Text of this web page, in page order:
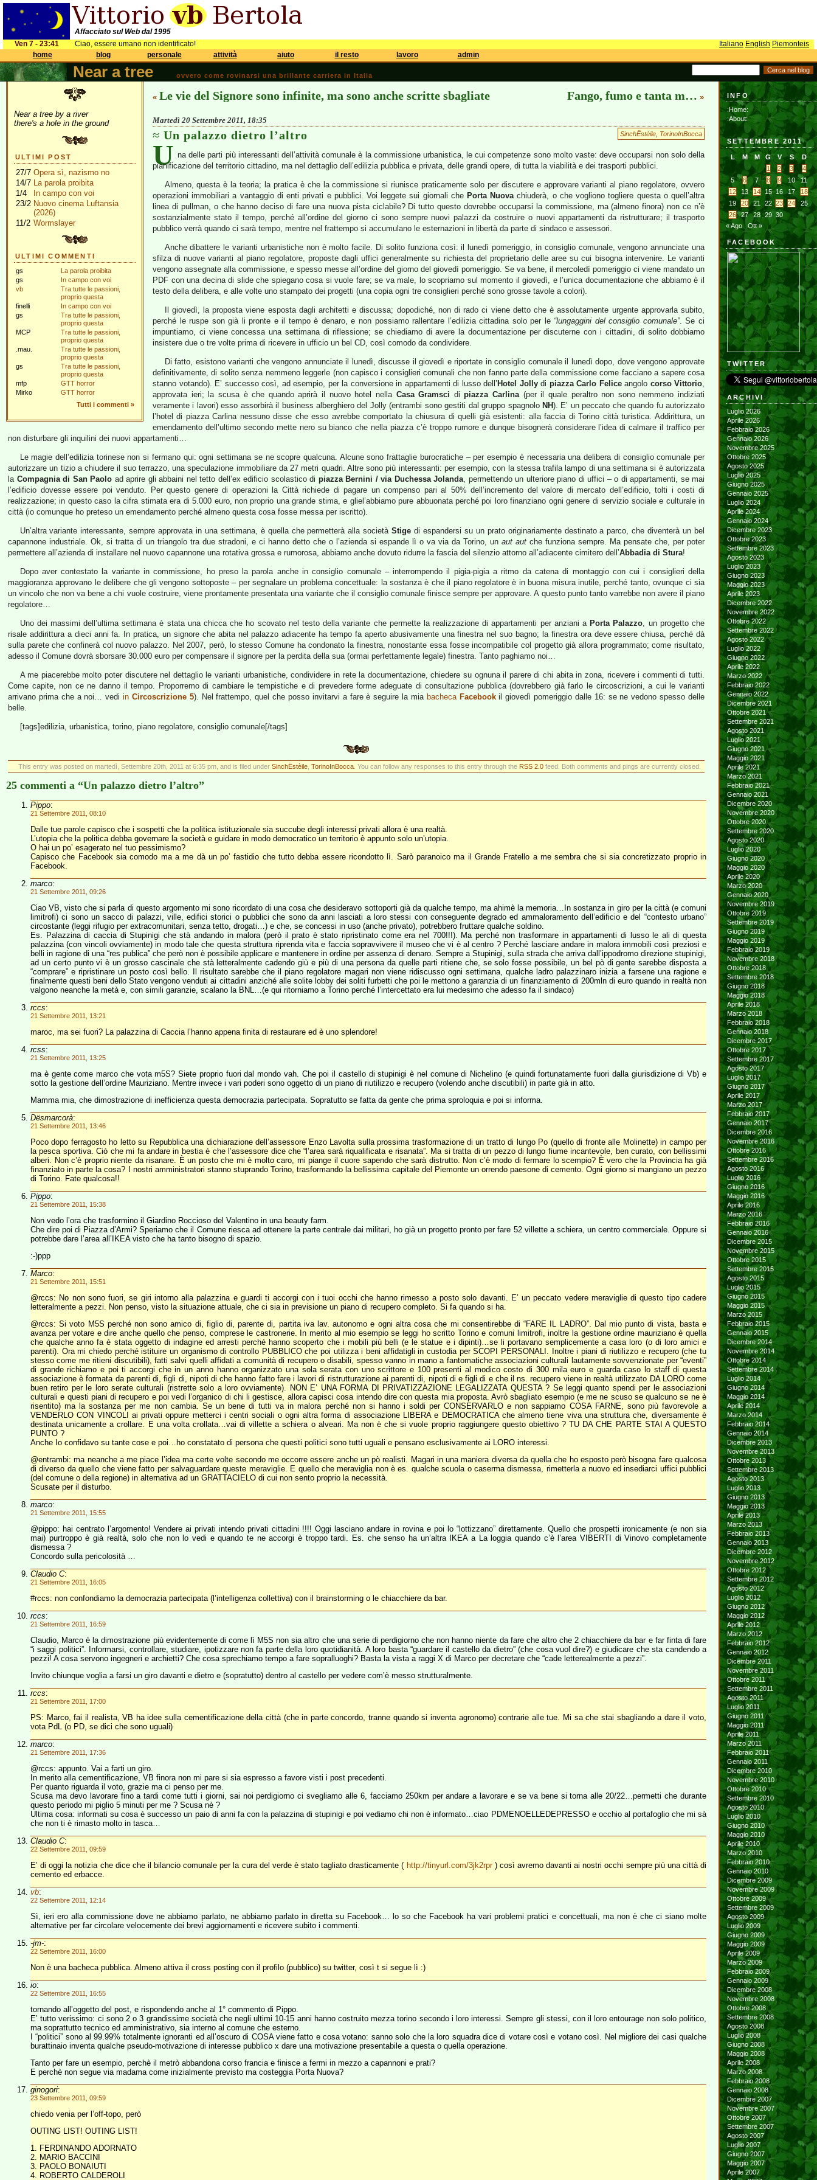
Affacciato sul Web dal 1995
Ven 7 - 23:41
Ciao, essere umano non identificato! Italiano English Piemonteis
home
blog personale attività aiuto il resto lavoro admin
Near a tree ovvero come rovinarsi una brillante carriera in Italia
Near a tree by a river
there's a hole in the ground
ULTIMI POST
27/7 Opera sì, nazismo no
14/7 La parola proibita
1/4
In campo con voi
23/2 Nuovo cinema Luftansia
(2026)
11/2 Wormslayer
ULTIMI COMMENTI
gs
La parola proibita
gs
In campo con voi
vb
Tra tutte le passioni,
proprio questa
finelli
In campo con voi
gs
Tra tutte le passioni,
proprio questa
MCP
Tra tutte le passioni,
proprio questa
.mau.
Tra tutte le passioni,
proprio questa
gs
Tra tutte le passioni,
proprio questa
mfp
GTT horror
Mirko
GTT horror
Tutti i commenti »
« Le vie del Signore sono infinite, ma sono anche scritte sbagliate Fango, fumo e tanta m… »
Martedì 20 Settembre 2011, 18:35
SinchËstèile TorinoInBocca
Un palazzo dietro l’altro
U na delle parti più interessanti dell’attività comunale è la commissione urbanistica, le cui competenze sono molto vaste: deve occuparsi non solo della
pianificazione del territorio cittadino, ma nel dettaglio dell’edilizia pubblica e privata, delle grandi opere, di tutta la viabilità e dei trasporti pubblici.
Almeno, questa è la teoria; la pratica è che la commissione si riunisce praticamente solo per discutere e approvare varianti al piano regolatore, ovvero
operazioni immobiliari a vantaggio di enti privati e pubblici. Voi leggete sui giornali che Porta Nuovachiuderà, o che vogliono togliere questa o quell’altra
linea di pullman, o che hanno deciso di fare una nuova pista ciclabile? Di tutto questo dovrebbe occuparsi la commissione, ma (almeno finora) non ce n’è
sostanzialmente stato il tempo, perché all’ordine del giorno ci sono sempre nuovi palazzi da costruire o nuovi appartamenti da ristrutturare; il trasporto
pubblico verrà quando ci sarà tempo, mentre nel frattempo si accumulano le esternazioni in libertà da parte di sindaco e assessori.
Anche dibattere le varianti urbanistiche non è molto facile. Di solito funziona così: il lunedì pomeriggio, in consiglio comunale, vengono annunciate una
sfilza di nuove varianti al piano regolatore, proposte dagli uffici generalmente su richiesta del proprietario delle aree su cui bisogna intervenire. Le varianti
vengono assegnate alla commissione, e spesso messe all’ordine del giorno del giovedì pomeriggio. Se va bene, il mercoledì pomeriggio ci viene mandato un
PDF con una decina di slide che spiegano cosa si vuole fare; se va male, lo scopriamo sul momento il giovedì, e l’unica documentazione che abbiamo è il
testo della delibera, e alle volte uno stampato dei progetti (una copia ogni tre consiglieri perché sono grosse tavole a colori).
Il giovedì, la proposta viene esposta dagli architetti e discussa; dopodiché, non di rado ci viene detto che è assolutamente urgente approvarla subito,
perché le ruspe son già li pronte e il tempo è denaro, e non possiamo rallentare l’edilizia cittadina solo per le “lungaggini del consiglio comunale”. Se ci
impuntiamo, ci viene concessa una settimana di riflessione; se chiediamo di avere la documentazione per discuterne con i cittadini, di solito dobbiamo
insistere due o tre volte prima di ricevere in ufficio un bel CD, così comodo da condividere.
Di fatto, esistono varianti che vengono annunciate il lunedì, discusse il giovedì e riportate in consiglio comunale il lunedì dopo, dove vengono approvate
definitivamente, di solito senza nemmeno leggerle (non capisco i consiglieri comunali che non fanno parte della commissione come facciano a sapere cosa
stanno votando). E’ successo così, ad esempio, per la conversione in appartamenti di lusso dell’ Hotel Jollydi piazza Carlo Feliceangolo corso Vittorio,
approvata ieri; la scusa è che quando aprirà il nuovo hotel nella Casa Gramsci dipiazza Carlina(per il quale peraltro non sono nemmeno indiziati
veramente i lavori) esso assorbirà il business alberghiero del Jolly (entrambi sono gestiti dal gruppo spagnolo NH). E’ un peccato che quando fu autorizzato
l’hotel di piazza Carlina nessuno disse che esso avrebbe comportato la chiusura di quelli già esistenti: alla faccia di Torino città turistica. Addirittura, un
emendamento dell’ultimo secondo mette nero su bianco che nella piazza c’è troppo rumore e dunque bisognerà considerare l’idea di calmare il traffico per
non disturbare gli inquilini dei nuovi appartamenti…
Le magie dell’edilizia torinese non si fermano qui: ogni settimana se ne scopre qualcuna. Alcune sono frattaglie burocratiche – per esempio è necessaria una delibera di consiglio comunale per
autorizzare un tizio a chiudere il suo terrazzo, una speculazione immobiliare da 27 metri quadri. Altre sono più interessanti: per esempio, con la stessa trafila lampo di una settimana si è autorizzata
la Compagnia di San Paolo ad aprire gli abbaini nel tetto dell’ex edificio scolastico di piazza Bernini / via Duchessa Jolanda, permettendo un ulteriore piano di uffici – o di appartamenti, se mai
l’edificio dovesse essere poi venduto. Per questo genere di operazioni la Città richiede di pagare un compenso pari al 50% dell’incremento del valore di mercato dell’edificio, tolti i costi di
realizzazione; in questo caso la cifra stimata era di 5.000 euro, non proprio una grande stima, e gliel’abbiamo pure abbuonata perché poi loro finanziano ogni genere di servizio sociale e culturale in
città (io comunque ho preteso un emendamento perché almeno questa cosa fosse messa per iscritto).
Un’altra variante interessante, sempre approvata in una settimana, è quella che permetterà alla societàStigedi espandersi su un prato originariamente destinato a parco, che diventerà un bel
capannone industriale. Ok, si tratta di un triangolo tra due stradoni, e ci hanno detto che o l’azienda si espande lì o va via da Torino, un aut aut che funziona sempre. Ma pensate che, per poter
permettere all’azienda di installare nel nuovo capannone una rotativa grossa e rumorosa, abbiamo anche dovuto ridurre la fascia del silenzio attorno all’adiacente cimitero dell’Abbadia di Stura!
Dopo aver contestato la variante in commissione, ho preso la parola anche in consiglio comunale – interrompendo il pigia-pigia a ritmo da catena di montaggio con cui i consiglieri della
maggioranza approvano le delibere che gli vengono sottoposte – per segnalare un problema concettuale: la sostanza è che il piano regolatore è in buona misura inutile, perché tanto, ovunque ci sia
un vincolo che non va bene a chi vuole costruire, viene prontamente presentata una variante che il consiglio comunale finisce sempre per approvare. A questo punto tanto varrebbe non avere il piano
regolatore…
Uno dei massimi dell’ultima settimana è stata una chicca che ho scovato nel testo della variante che permette la realizzazione di appartamenti per anziani a Porta Palazzo, un progetto che
risale addirittura a dieci anni fa. In pratica, un signore che abita nel palazzo adiacente ha tempo fa aperto abusivamente una finestra nel suo bagno; la finestra ora deve essere chiusa, perché dà
sulla parete che confinerà col nuovo palazzo. Nel 2007, però, lo stesso Comune ha condonato la finestra, nonostante essa fosse incompatibile col progetto già allora programmato; come risultato,
adesso il Comune dovrà sborsare 30.000 euro per compensare il signore per la perdita della sua (ormai perfettamente legale) finestra. Tanto paghiamo noi…
A me piacerebbe molto poter discutere nel dettaglio le varianti urbanistiche, condividere in rete la documentazione, chiedere su ognuna il parere di chi abita in zona, ricevere i commenti di tutti.
Come capite, non ce ne danno il tempo. Proporremo di cambiare le tempistiche e di prevedere forme adeguate di consultazione pubblica (dovrebbero già farlo le circoscrizioni, a cui le varianti
arrivano prima che a noi… vediin Circoscrizione 5). Nel frattempo, quel che posso invitarvi a fare è seguire la mia bacheca Facebook il giovedì pomeriggio dalle 16: se ne vedono spesso delle
belle.
[tags]edilizia, urbanistica, torino, piano regolatore, consiglio comunale[/tags]
This entry was posted on martedì, Settembre 20th, 2011 at 6:35 pm, and is filed under SinchËstèile, TorinoInBocca. You can follow any responses to this entry through the RSS 2.0feed. Both comments and pings are currently closed.
25 commenti a “Un palazzo dietro l’altro”
Pippo:
21 Settembre 2011, 08:10
Dalle tue parole capisco che i sospetti che la politica istituzionale sia succube degli interessi privati allora è una realtà.
L’utopia che la politica debba governare la società e guidare in modo democratico un territorio è appunto solo un’utopia.
O hai un po’ esagerato nel tuo pessimismo?
Capisco che Facebook sia comodo ma a me dà un po’ fastidio che tutto debba essere ricondotto lì. Sarò paranoico ma il Grande Fratello a me sembra che si sia concretizzato proprio in
Facebook.
marco:
21 Settembre 2011, 09:26
Ciao VB, visto che si parla di questo argomento mi sono ricordato di una cosa che desideravo sottoporti già da qualche tempo, ma ahimè la memoria…In sostanza in giro per la città (e comuni
limitrofi) ci sono un sacco di palazzi, ville, edifici storici o pubblici che sono da anni lasciati a loro stessi con conseguente degrado ed ammaloramento dell’edificio e del “contesto urbano”
circostante (leggi rifugio per extracomunitari, senza tetto, drogati…) e che, se concessi in uso (anche privato), potrebbero fruttare qualche soldino.
Es. Palazzina di caccia di Stupinigi che stà andando in malora (però il prato è stato ripristinato come era nel 700!!!). Ma perché non trasformare in appartamenti di lusso le ali di questa
palazzina (con vincoli ovviamente) in modo tale che questa struttura riprenda vita e faccia sopravvivere il museo che vi è al centro ? Perché lasciare andare in malora immobili così preziosi e
belli in ragione di una “res publica” che però non è possibile applicare e mantenere in ordine per assenza di denaro. Sempre a Stupinigi, sulla strada che arriva dall’ippodromo direzione stupinigi,
ad un certo punto vi è un grosso cascinale che stà letteralmente cadendo giù e più di una persona da quelle parti ritiene che, se solo fosse possibile, un bel pò di gente sarebbe disposta a
“comprare” e ripristinare un posto così bello. Il risultato sarebbe che il piano regolatore magari non viene ridiscusso ogni settimana, qualche ladro palazzinaro inizia a farsene una ragione e
finalmente questi beni dello Stato vengono venduti ai cittadini anziché alle solite lobby dei soliti furbetti che poi le mettono a garanzia di un finanziamento di 200mln di euro quando in realtà non
valgono neanche la metà e, con simili garanzie, scalano la BNL…(e qui ritorniamo a Torino perché l’intercettato era lui medesimo che adesso fa il sindaco)
rccs:
21 Settembre 2011, 13:21
maroc, ma sei fuori? La palazzina di Caccia l’hanno appena finita di restaurare ed è uno splendore!
rcss:
21 Settembre 2011, 13:25
ma è gente come marco che vota m5S? Siete proprio fuori dal mondo vah. Che poi il castello di stupinigi è nel comune di Nichelino (e quindi fortunatamente fuori dalla giurisdizione di Vb) e
sotto la gestione dell’ordine Mauriziano. Mentre invece i vari poderi sono oggetto di un piano di riutilizzo e recupero (volendo anche discutibili) in parte già in atto.
Mamma mia, che dimostrazione di inefficienza questa democrazia partecipata. Sopratutto se fatta da gente che prima sproloquia e poi si informa.
Dësmarcorà:
21 Settembre 2011, 13:46
Poco dopo ferragosto ho letto su Repubblica una dichiarazione dell’assessore Enzo Lavolta sulla prossima trasformazione di un tratto di lungo Po (quello di fronte alle Molinette) in campo per
la pesca sportiva. Ciò che mi fa andare in bestia è che l’assessore dice che “l’area sarà riqualificata e risanata”. Ma si tratta di un pezzo di lungo fiume incantevole, ben curato, con bellissimi
alberi. Non c’è proprio niente da risanare. È un posto che mi è molto caro, mi piange il cuore sapendo che sarà distrutto. Non c’è modo di fermare lo scempio? È vero che la Provincia ha già
finanziato in parte la cosa? I nostri amministratori stanno stuprando Torino, trasformando la bellissima capitale del Piemonte un orrendo paesone di cemento. Ogni giorno si mangiano un pezzo
di Torino. Fate qualcosa!!
Pippo:
21 Settembre 2011, 15:38
Non vedo l’ora che trasformino il Giardino Roccioso del Valentino in una beauty farm.
Che dire poi di Piazza d’Armi? Speriamo che il Comune riesca ad ottenere la parte centrale dai militari, ho già un progetto pronto per fare 52 villette a schiera, un centro commerciale. Oppure si
potrebbe dare l’area all’IKEA visto che ha tanto bisogno di spazio.
:-)ppp
Marco:
21 Settembre 2011, 15:51
@rccs: No non sono fuori, se giri intorno alla palazzina e guardi ti accorgi con i tuoi occhi che hanno rimesso a posto solo davanti. E’ un peccato vedere meraviglie di questo tipo cadere
letteralmente a pezzi. Non penso, visto la situazione attuale, che ci sia in previsione un piano di recupero completo. Si fa quando si ha.
@rccs: Si voto M5S perché non sono amico di, figlio di, parente di, partita iva lav. autonomo e ogni altra cosa che mi consentirebbe di “FARE IL LADRO”. Dal mio punto di vista, basta e
avanza per votare e dire anche quello che penso, comprese le castronerie. In merito al mio esempio se leggi ho scritto Torino e comuni limitrofi, inoltre la gestione ordine mauriziano è quella
che qualche anno fa è stata oggetto di indagine ed arresti perché hanno scoperto che i mobili più belli (e le statue e i dipinti)…se li portavano semplicemente a casa loro (o di loro amici e
parenti). Ora mi chiedo perché istituire un organismo di controllo PUBBLICO che poi utilizza i beni affidatigli in custodia per SCOPI PERSONALI. Inoltre i piani di riutilizzo e recupero (che tu
stesso come me ritieni discutibili), fatti salvi quelli affidati a comunità di recupero o disabili, spesso vanno in mano a fantomatiche associazioni culturali lautamente sovvenzionate per “eventi”
di grande richiamo e poi ti accorgi che in un anno hanno organizzato una sola serata con uno scrittore e 100 presenti al modico costo di 300 mila euro e guarda caso lo staff di questa
associazione è formata da parenti di, figli di, nipoti di che hanno fatto fare i lavori di ristrutturazione ai parenti di, nipoti di e figli di e che il ns. recupero viene in realtà utilizzato DA LORO come
buen retiro per le loro serate culturali (ristrette solo a loro ovviamente). NON E’ UNA FORMA DI PRIVATIZZAZIONE LEGALIZZATA QUESTA ? Se leggi quanto spendi per le associazioni
culturali e questi piani di recupero e poi vedi l’organico di chi li gestisce, allora capisci cosa intendo dire con questa mia proposta. Avrò sbagliato esempio (e me ne scuso se qualcuno se ne è
risentito) ma la sostanza per me non cambia. Se un bene di tutti va in malora perché non si hanno i soldi per CONSERVARLO e non sappiamo COSA FARNE, sono più favorevole a
VENDERLO CON VINCOLI ai privati oppure metterci i centri sociali o ogni altra forma di associazione LIBERA e DEMOCRATICA che almeno tiene viva una struttura che, diversamente è
destinata unicamente a crollare. E una volta crollata…vai di villette a schiera o alveari. Ma non è che si vuole proprio raggiungere questo obiettivo ? TU DA CHE PARTE STAI A QUESTO
PUNTO ?
Anche Io confidavo su tante cose e poi…ho constatato di persona che questi politici sono tutti uguali e pensano esclusivamente ai LORO interessi.
@entrambi: ma neanche a me piace l’idea ma certe volte secondo me occorre essere anche un pò realisti. Magari in una maniera diversa da quella che ho esposto però bisogna fare qualcosa
di diverso da quello che viene fatto per salvaguardare queste meraviglie. E quello che meraviglia non è es. qualche scuola o caserma dismessa, rimetterla a nuovo ed insediarci uffici pubblici
(del comune o della regione) in alternativa ad un GRATTACIELO di cui non sento proprio la necessità.
Scusate per il disturbo.
marco:
21 Settembre 2011, 15:55
@pippo: hai centrato l’argomento! Vendere ai privati intendo privati cittadini !!!! Oggi lasciano andare in rovina e poi lo “lottizzano” direttamente. Quello che prospetti ironicamente (e non sia
mai) purtroppo è già realtà, solo che non lo vedi e quando te ne accorgi è troppo tardi. Es. che senso ha un’altra IKEA a La loggia quando c’è l’area VIBERTI di Vinovo completamente
dismessa ?
Concordo sulla pericolosità …
Claudio C:
21 Settembre 2011, 16:05
#rccs: non confondiamo la democrazia partecipata (l’intelligenza collettiva) con il brainstorming o le chiacchiere da bar.
rccs:
21 Settembre 2011, 16:59
Claudio, Marco è la dimostrazione più evidentemente di come lì M5S non sia altro che una serie di perdigiorno che non hanno niente da fare che altro che 2 chiacchiere da bar e far finta di fare
“i saggi politici”. Informarsi, controllare, studiare, ipotizzare non fa parte della loro quotidianità. A loro basta “guardare il castello da dietro” (che cosa vuol dire?) e giudicare che sta candendo a
pezzi! A cosa servono ingegneri e archietti? Che cosa sprechiamo tempo a fare sopralluoghi? Basta la vista a raggi X di Marco per decretare che “cade letterealmente a pezzi”.
Invito chiunque voglia a farsi un giro davanti e dietro e (sopratutto) dentro al castello per vedere com’è messo strutturalmente.
rccs:
21 Settembre 2011, 17:00
PS: Marco, fai il realista, VB ha idee sulla cementificazione della città (che in parte concordo, tranne quando si inventa agronomo) contrarie alle tue. Mi sa che stai sbagliando a dare il voto,
vota PdL (o PD, se dici che sono uguali)
marco:
21 Settembre 2011, 17:36
@rccs: appunto. Vai a farti un giro.
In merito alla cementificazione, VB finora non mi pare si sia espresso a favore visti i post precedenti.
Per quanto riguarda il voto, grazie ma ci penso per me.
Scusa ma devo lavorare fino a tardi come tutti i giorni, sai noi perdigiorno ci svegliamo alle 6, facciamo 250km per andare a lavorare e se va bene si torna alle 20/22…permetti che durante
questo periodo mi piglio 5 minuti per me ? Scusa nè ?
Ultima cosa: informati su cosa è successo un paio di anni fa con la palazzina di stupinigi e poi vediamo chi non è informato…ciao PDMENOELLEDEPRESSO e occhio al portafoglio che mi sà
che non ti è rimasto molto in tasca…
Claudio C:
22 Settembre 2011, 09:59
E’ di oggi la notizia che dice che il bilancio comunale per la cura del verde è stato tagliato drasticamente ( http://tinyurl.com/3jk2rpr) così avremo davanti ai nostri occhi sempre più una città di
cemento ed erbacce.
vb:
22 Settembre 2011, 12:14
Sì, ieri ero alla commissione dove ne abbiamo parlato, ne abbiamo parlato in diretta su Facebook… lo so che Facebook ha vari problemi pratici e concettuali, ma non è che ci siano molte
alternative per far circolare velocemente dei brevi aggiornamenti e ricevere subito i commenti.
-jm-:
22 Settembre 2011, 16:00
Non è una bacheca pubblica. Almeno attiva il cross posting con il profilo (pubblico) su twitter, così t si segue lì :)
io:
22 Settembre 2011, 16:55
tornando all’oggetto del post, e rispondendo anche al 1° commento di Pippo.
E’ tutto verissimo: ci sono 2 o 3 grandissime società che negli ultimi 10-15 anni hanno costruito mezza torino secondo i loro interessi. Sempre gli stessi, con il loro entourage non solo politico,
ma soprattutto tecnico ed amministrativo, sia interno al comune che esterno.
I “politici” sono al 99.99% totalmente ignoranti ed all’oscuro di COSA viene fatto e cosa votano: sanno solo che la loro squadra dice di votare così e votano così. Nel migliore dei casi qualche
burattinaio inventa qualche pseudo-motivazione di interesse pubblico x dare una motivazione presentabile a questa o quella operazione.
Tanto per fare un esempio, perchè il metrò abbandona corso francia e finisce a fermi in mezzo a capannoni e prati?
E perchè non segue via madama come inizialmente previsto ma costeggia Porta Nuova?
ginogori:
23 Settembre 2011, 09:59
chiedo venia per l’off-topo, però
OUTING LIST! OUTING LIST!
1. FERDINANDO ADORNATO
2. MARIO BACCINI
3. PAOLO BONAIUTI
4. ROBERTO CALDEROLI
INFO
:Home:
:About:
SETTEMBRE 2011
L M M G V S
D
1
2 3
4
5
6 7 8 9 10
11
12
13 14 15 16 17
18
19
20 21 22 23 24
25
26
27 28 29 30
« Ago
Ott »
FACEBOOK
TWITTER
ARCHIVI
Luglio 2026
Aprile 2026
Febbraio 2026
Gennaio 2026
Novembre 2025
Ottobre 2025
Agosto 2025
Luglio 2025
Giugno 2025
Gennaio 2025
Luglio 2024
Aprile 2024
Gennaio 2024
Dicembre 2023
Ottobre 2023
Settembre 2023
Agosto 2023
Luglio 2023
Giugno 2023
Maggio 2023
Aprile 2023
Dicembre 2022
Novembre 2022
Ottobre 2022
Settembre 2022
Agosto 2022
Luglio 2022
Giugno 2022
Aprile 2022
Marzo 2022
Febbraio 2022
Gennaio 2022
Dicembre 2021
Ottobre 2021
Settembre 2021
Agosto 2021
Luglio 2021
Giugno 2021
Maggio 2021
Aprile 2021
Marzo 2021
Febbraio 2021
Gennaio 2021
Dicembre 2020
Novembre 2020
Ottobre 2020
Settembre 2020
Agosto 2020
Luglio 2020
Giugno 2020
Maggio 2020
Aprile 2020
Marzo 2020
Gennaio 2020
Novembre 2019
Ottobre 2019
Settembre 2019
Giugno 2019
Maggio 2019
Febbraio 2019
Novembre 2018
Ottobre 2018
Settembre 2018
Giugno 2018
Maggio 2018
Aprile 2018
Marzo 2018
Febbraio 2018
Gennaio 2018
Dicembre 2017
Ottobre 2017
Settembre 2017
Agosto 2017
Luglio 2017
Giugno 2017
Aprile 2017
Marzo 2017
Febbraio 2017
Gennaio 2017
Dicembre 2016
Novembre 2016
Ottobre 2016
Settembre 2016
Agosto 2016
Luglio 2016
Giugno 2016
Maggio 2016
Aprile 2016
Marzo 2016
Febbraio 2016
Gennaio 2016
Dicembre 2015
Novembre 2015
Ottobre 2015
Settembre 2015
Agosto 2015
Luglio 2015
Giugno 2015
Maggio 2015
Marzo 2015
Febbraio 2015
Gennaio 2015
Dicembre 2014
Novembre 2014
Ottobre 2014
Settembre 2014
Luglio 2014
Giugno 2014
Maggio 2014
Aprile 2014
Marzo 2014
Febbraio 2014
Gennaio 2014
Dicembre 2013
Novembre 2013
Ottobre 2013
Settembre 2013
Agosto 2013
Luglio 2013
Giugno 2013
Maggio 2013
Aprile 2013
Marzo 2013
Febbraio 2013
Gennaio 2013
Dicembre 2012
Novembre 2012
Ottobre 2012
Settembre 2012
Agosto 2012
Luglio 2012
Giugno 2012
Maggio 2012
Aprile 2012
Marzo 2012
Febbraio 2012
Gennaio 2012
Dicembre 2011
Novembre 2011
Ottobre 2011
Settembre 2011
Agosto 2011
Luglio 2011
Giugno 2011
Maggio 2011
Aprile 2011
Marzo 2011
Febbraio 2011
Gennaio 2011
Dicembre 2010
Novembre 2010
Ottobre 2010
Settembre 2010
Agosto 2010
Luglio 2010
Giugno 2010
Maggio 2010
Aprile 2010
Marzo 2010
Febbraio 2010
Gennaio 2010
Dicembre 2009
Novembre 2009
Ottobre 2009
Settembre 2009
Agosto 2009
Luglio 2009
Giugno 2009
Maggio 2009
Aprile 2009
Marzo 2009
Febbraio 2009
Gennaio 2009
Dicembre 2008
Novembre 2008
Ottobre 2008
Settembre 2008
Agosto 2008
Luglio 2008
Giugno 2008
Maggio 2008
Aprile 2008
Marzo 2008
Febbraio 2008
Gennaio 2008
Dicembre 2007
Novembre 2007
Ottobre 2007
Settembre 2007
Agosto 2007
Luglio 2007
Giugno 2007
Maggio 2007
Aprile 2007